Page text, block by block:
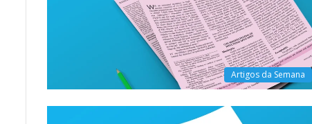
Artigos da Semana